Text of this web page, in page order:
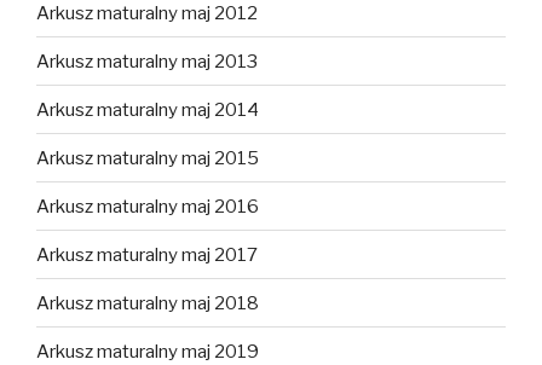
Arkusz maturalny maj 2012
Arkusz maturalny maj 2013
Arkusz maturalny maj 2014
Arkusz maturalny maj 2015
Arkusz maturalny maj 2016
Arkusz maturalny maj 2017
Arkusz maturalny maj 2018
Arkusz maturalny maj 2019